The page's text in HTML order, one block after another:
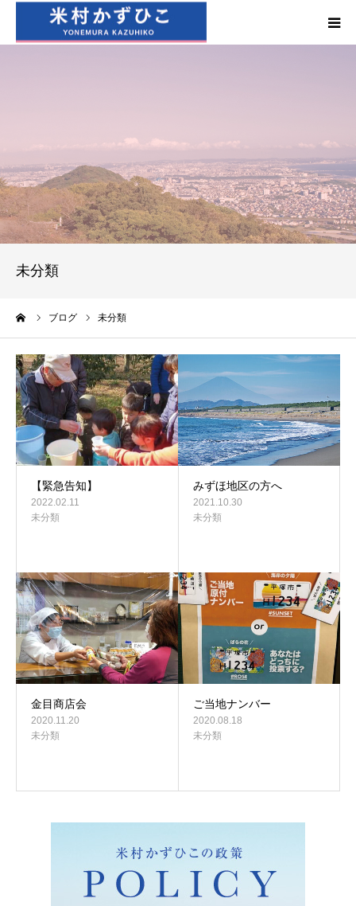
未分類
ブログ 未分類
【緊急告知】
2022.02.11
未分類
みずほ地区の方へ
2021.10.30
未分類
金目商店会
2020.11.20
未分類
ご当地ナンバー
2020.08.18
未分類
活動報告